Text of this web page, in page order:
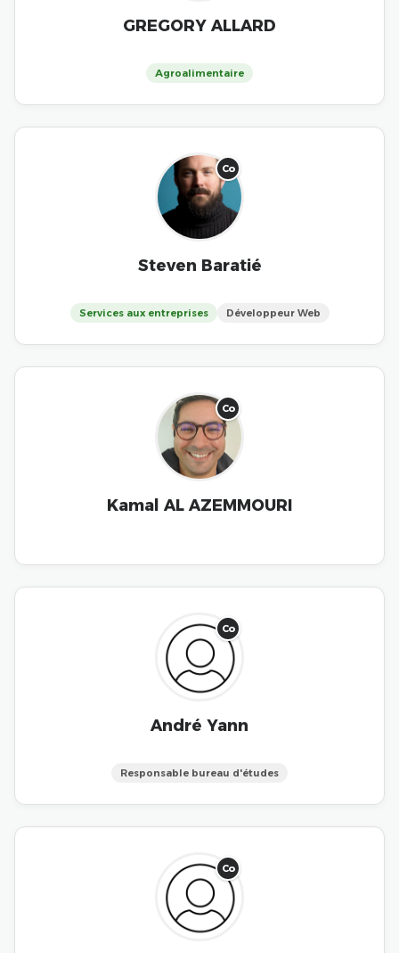
GREGORY ALLARD
Agroalimentaire
Co
Steven Baratié
Services aux entreprises Développeur Web
Co
Kamal AL AZEMMOURI
Co
André Yann
Responsable bureau d'études
Co